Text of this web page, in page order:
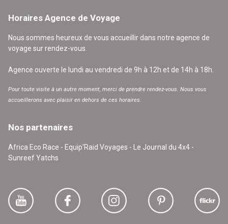
Horaires Agence de Voyage
Nous sommes heureux de vous accueillir dans notre agence de
voyage sur rendez-vous.
Agence ouverte le lundi au vendredi de 9h à 12h et de 14h à 18h.
Pour toute visite à un autre moment, merci de prendre rendez-vous. Nous vous
accueillerons avec plaisir en dehors de ces horaires.
Nos partenaires
Africa Eco Race - Equip'Raid Voyages - Le Journal du 4x4 -
Sunreef Yatchs